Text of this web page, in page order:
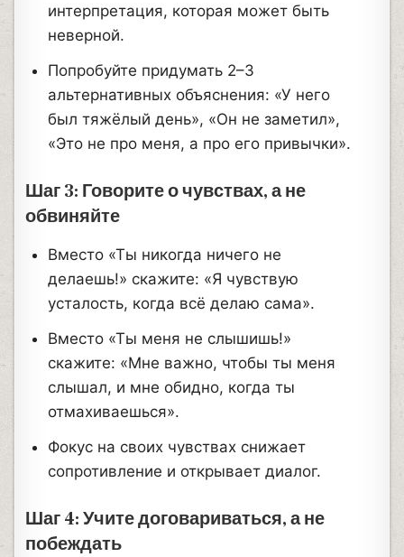
интерпретация, которая может быть
неверной.
Попробуйте придумать 2–3
альтернативных объяснения: «У него
был тяжёлый день», «Он не заметил»,
«Это не про меня, а про его привычки».
Шаг 3: Говорите о чувствах, а не
обвиняйте
Вместо «Ты никогда ничего не
делаешь!» скажите: «Я чувствую
усталость, когда всё делаю сама».
Вместо «Ты меня не слышишь!»
скажите: «Мне важно, чтобы ты меня
слышал, и мне обидно, когда ты
отмахиваешься».
Фокус на своих чувствах снижает
сопротивление и открывает диалог.
Шаг 4: Учите договариваться, а не
побеждать